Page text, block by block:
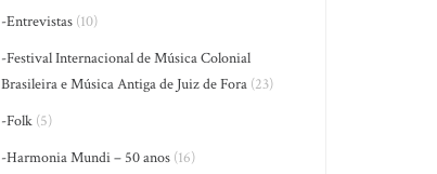
-Entrevistas (10)
-Festival Internacional de Música Colonial
Brasileira e Música Antiga de Juiz de Fora (23)
-Folk (5)
-Harmonia Mundi – 50 anos (16)